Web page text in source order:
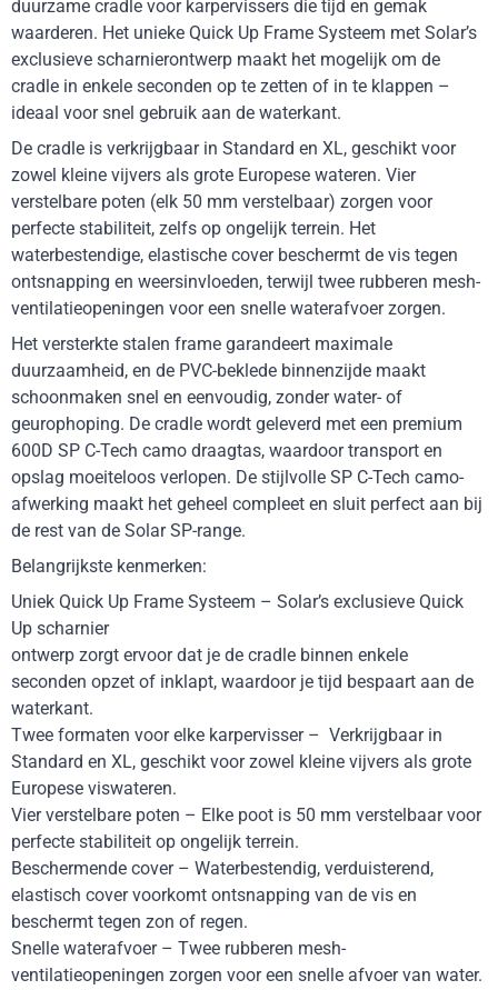
duurzame cradle voor karpervissers die tijd en gemak
waarderen. Het unieke Quick Up Frame Systeem met Solar’s
exclusieve scharnierontwerp maakt het mogelijk om de
cradle in enkele seconden op te zetten of in te klappen –
ideaal voor snel gebruik aan de waterkant.
De cradle is verkrijgbaar in Standard en XL, geschikt voor
zowel kleine vijvers als grote Europese wateren. Vier
verstelbare poten (elk 50 mm verstelbaar) zorgen voor
perfecte stabiliteit, zelfs op ongelijk terrein. Het
waterbestendige, elastische cover beschermt de vis tegen
ontsnapping en weersinvloeden, terwijl twee rubberen mesh-
ventilatieopeningen voor een snelle waterafvoer zorgen.
Het versterkte stalen frame garandeert maximale
duurzaamheid, en de PVC-beklede binnenzijde maakt
schoonmaken snel en eenvoudig, zonder water- of
geurophoping. De cradle wordt geleverd met een premium
600D SP C-Tech camo draagtas, waardoor transport en
opslag moeiteloos verlopen. De stijlvolle SP C-Tech camo-
afwerking maakt het geheel compleet en sluit perfect aan bij
de rest van de Solar SP-range.
Belangrijkste kenmerken:
Uniek Quick Up Frame Systeem – Solar’s exclusieve Quick
Up scharnier
ontwerp zorgt ervoor dat je de cradle binnen enkele
seconden opzet of inklapt, waardoor je tijd bespaart aan de
waterkant.
Twee formaten voor elke karpervisser – Verkrijgbaar in
Standard en XL, geschikt voor zowel kleine vijvers als grote
Europese viswateren.
Vier verstelbare poten – Elke poot is 50 mm verstelbaar voor
perfecte stabiliteit op ongelijk terrein.
Beschermende cover – Waterbestendig, verduisterend,
elastisch cover voorkomt ontsnapping van de vis en
beschermt tegen zon of regen.
Snelle waterafvoer – Twee rubberen mesh-
ventilatieopeningen zorgen voor een snelle afvoer van water.